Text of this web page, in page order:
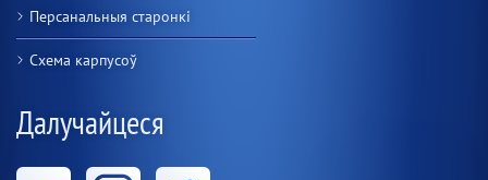
Персанальныя старонкі
Схема карпусоў
Далучайцеся